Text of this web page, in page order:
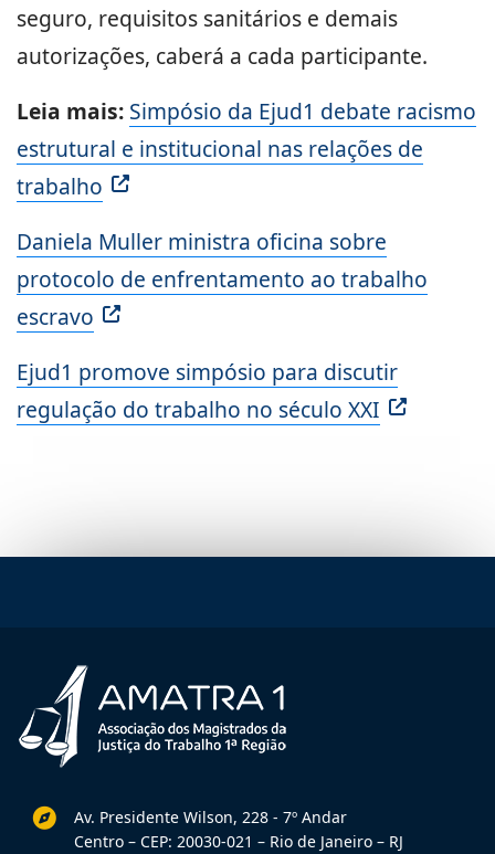
seguro, requisitos sanitários e demais
autorizações, caberá a cada participante.
Leia mais: Simpósio da Ejud1 debate racismo
estrutural e institucional nas relações de
trabalho
Daniela Muller ministra oficina sobre
protocolo de enfrentamento ao trabalho
escravo
Ejud1 promove simpósio para discutir
regulação do trabalho no século XXI
Av. Presidente Wilson, 228 - 7º Andar
Centro – CEP: 20030-021 – Rio de Janeiro – RJ